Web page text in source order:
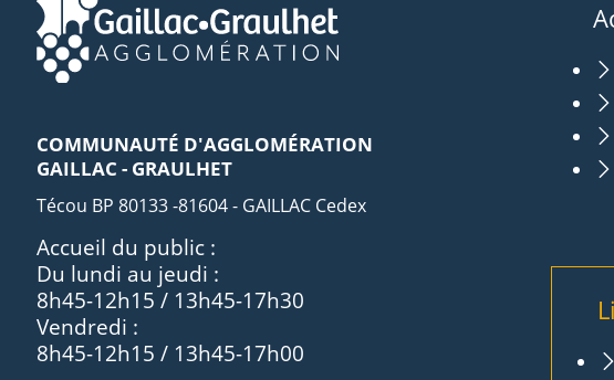
COMMUNAUTÉ D'AGGLOMÉRATION
GAILLAC - GRAULHET
Técou BP 80133 -81604 - GAILLAC Cedex
Accueil du public :
Du lundi au jeudi :
8h45-12h15 / 13h45-17h30
Vendredi :
8h45-12h15 / 13h45-17h00